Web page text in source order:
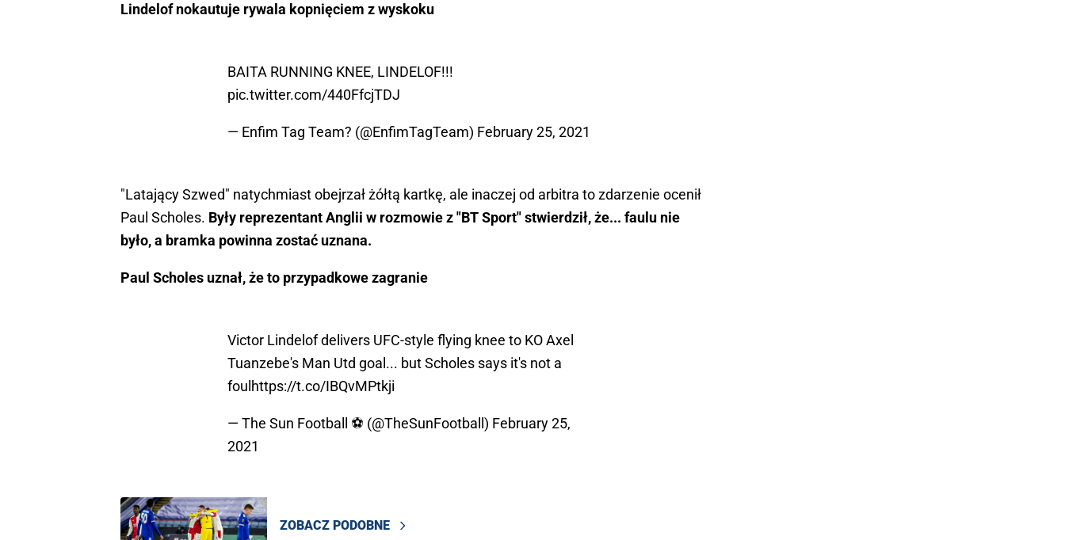
Lindelof nokautuje rywala kopnięciem z wyskoku
BAITA RUNNING KNEE, LINDELOF!!!
pic.twitter.com/440FfcjTDJ
— Enfim Tag Team? (@EnfimTagTeam) February 25, 2021
"Latający Szwed" natychmiast obejrzał żółtą kartkę, ale inaczej od arbitra to zdarzenie ocenił
Paul Scholes. Były reprezentant Anglii w rozmowie z "BT Sport" stwierdził, że... faulu nie
było, a bramka powinna zostać uznana.
Paul Scholes uznał, że to przypadkowe zagranie
Victor Lindelof delivers UFC-style flying knee to KO Axel
Tuanzebe's Man Utd goal... but Scholes says it's not a
foul https://t.co/IBQvMPtkji
— The Sun Football ⚽ (@TheSunFootball) February 25,
2021
ZOBACZ PODOBNE